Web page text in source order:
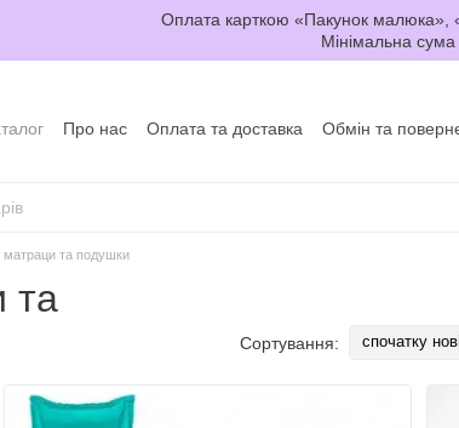
Оплата карткою «Пакунок малюка»,
Мінімальна
Про нас Оплата та доставка Обмін та
матраци та подушки
та
Сортування: спочатку нові